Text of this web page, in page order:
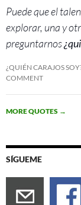
Puede que el
explorar, una y
preguntarnos
¿QUIÉN CARAJOS
COMMENT
MORE QUOTES →
SÍGUEME